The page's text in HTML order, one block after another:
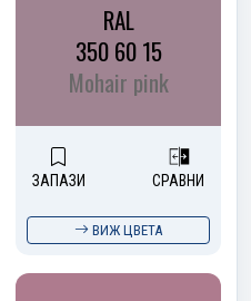
RAL
350 60 15
Mohair pink
ЗАПАЗИ СРАВНИ
ВИЖ ЦВЕТА